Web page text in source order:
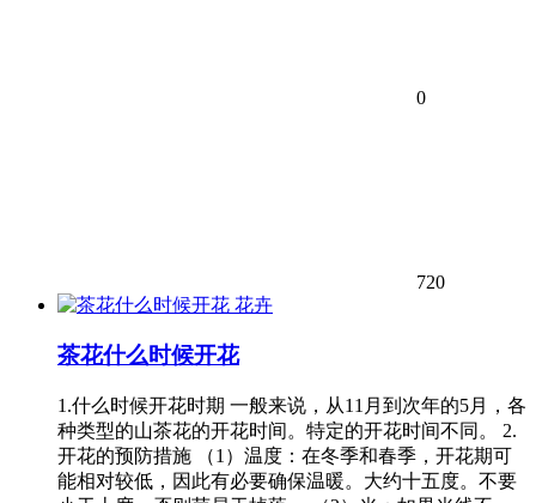
0
720
花卉
茶花什么时候开花
1.什么时候开花时期 一般来说，从11月到次年的5月，各
种类型的山茶花的开花时间。特定的开花时间不同。 2.
开花的预防措施 （1）温度：在冬季和春季，开花期可
能相对较低，因此有必要确保温暖。大约十五度。不要